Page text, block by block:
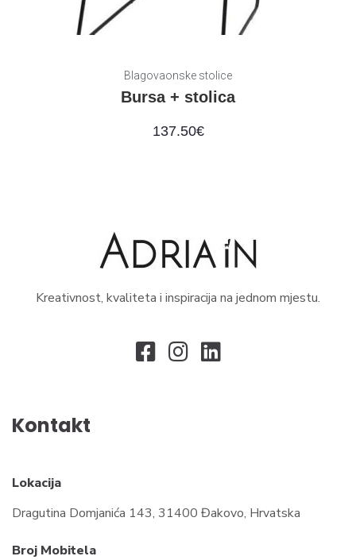
Blagovaonske stolice
Bursa + stolica
137.50€
Kreativnost, kvaliteta i inspiracija na jednom mjestu.
Kontakt
Lokacija
Dragutina Domjanića 143, 31400 Đakovo, Hrvatska
Broj Mobitela